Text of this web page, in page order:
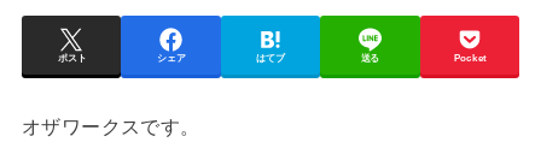
ポスト シェア はてブ 送る Pocket
オザワークスです。